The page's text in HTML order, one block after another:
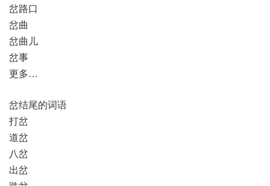
岔路口
岔曲
岔曲儿
岔事
更多…
岔结尾的词语
打岔
道岔
八岔
出岔